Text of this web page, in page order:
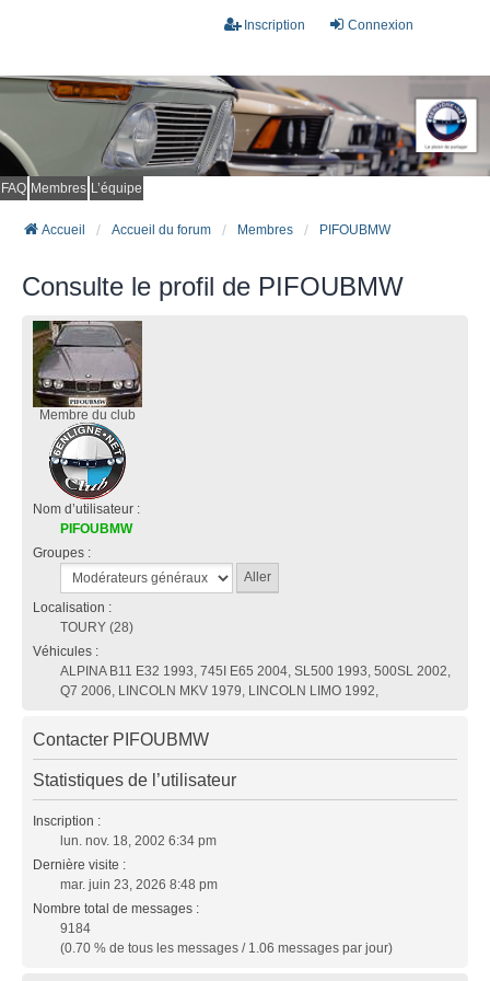
Connexion
Inscription
FAQ Membres L’équipe
Accueil Accueil du forum Membres PIFOUBMW
Consulte le profil de PIFOUBMW
Membre du club
Nom d’utilisateur :
PIFOUBMW
Groupes :
Localisation :
TOURY (28)
Véhicules :
ALPINA B11 E32 1993, 745I E65 2004, SL500 1993, 500SL 2002,
Q7 2006, LINCOLN MKV 1979, LINCOLN LIMO 1992,
Contacter PIFOUBMW
Statistiques de l’utilisateur
Inscription :
lun. nov. 18, 2002 6:34 pm
Dernière visite :
mar. juin 23, 2026 8:48 pm
Nombre total de messages :
9184
(0.70 % de tous les messages / 1.06 messages par jour)